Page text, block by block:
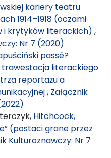
kariery teatru
1914–1918 (oczami
i krytyków literackich) ,
Nr 7 (2020)
passé?
literackiego
reportażu a
, Załącznik
Hitchcock,
(postaci grane przez
Kulturoznawczy: Nr 7